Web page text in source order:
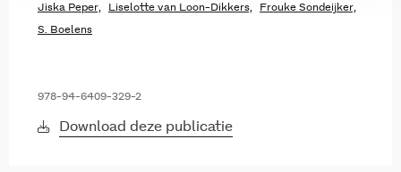
Jiska Peper, Liselotte van Loon-Dikkers, Frouke Sondeijker,
S. Boelens
978-94-6409-329-2
Download deze publicatie